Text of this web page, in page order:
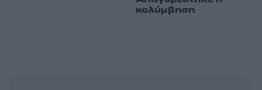
κολύμβηση